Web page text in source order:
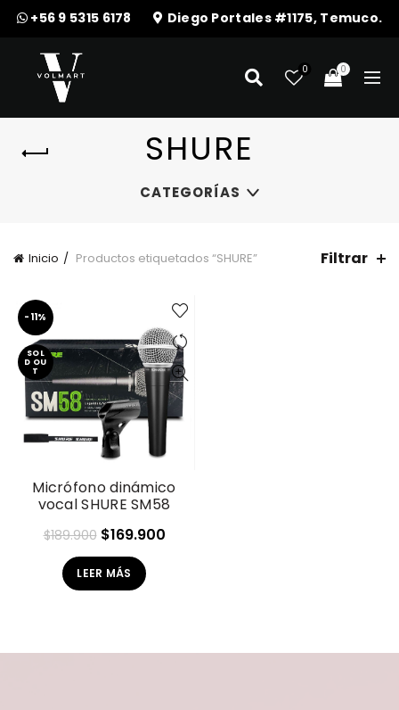
+56 9 5315 6178 Diego Portales #1175, Temuco.
0 0
SHURE
CATEGORÍAS
Inicio Productos etiquetados “SHURE” Filtrar
-11%
SOL
D OU
T
Micrófono dinámico
vocal SHURE SM58
$189.900 El
precio
original
$169.900El
LEER MÁS